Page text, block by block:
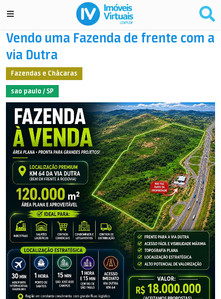
Vendo uma Fazenda de frente com a
via Dutra
Fazendas e Chácaras
sao paulo / SP